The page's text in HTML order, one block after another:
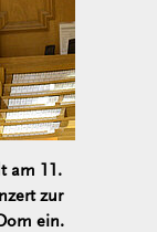
am 11.
zur
ein.